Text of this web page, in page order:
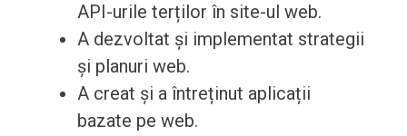
API-urile terților în site-ul web.
A dezvoltat și implementat strategii
și planuri web.
A creat și a întreținut aplicații
bazate pe web.